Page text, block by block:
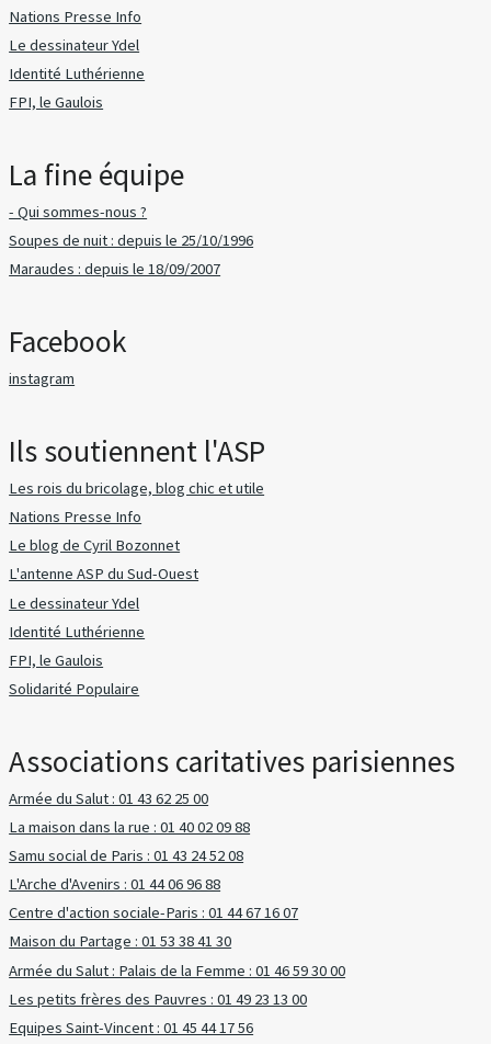
Nations Presse Info
Le dessinateur Ydel
Identité Luthérienne
FPI, le Gaulois
La fine équipe
- Qui sommes-nous ?
Soupes de nuit : depuis le 25/10/1996
Maraudes : depuis le 18/09/2007
Facebook
instagram
Ils soutiennent l'ASP
Les rois du bricolage, blog chic et utile
Nations Presse Info
Le blog de Cyril Bozonnet
L'antenne ASP du Sud-Ouest
Le dessinateur Ydel
Identité Luthérienne
FPI, le Gaulois
Solidarité Populaire
Associations caritatives parisiennes
Armée du Salut : 01 43 62 25 00
La maison dans la rue : 01 40 02 09 88
Samu social de Paris : 01 43 24 52 08
L'Arche d'Avenirs : 01 44 06 96 88
Centre d'action sociale-Paris : 01 44 67 16 07
Maison du Partage : 01 53 38 41 30
Armée du Salut : Palais de la Femme : 01 46 59 30 00
Les petits frères des Pauvres : 01 49 23 13 00
Equipes Saint-Vincent : 01 45 44 17 56